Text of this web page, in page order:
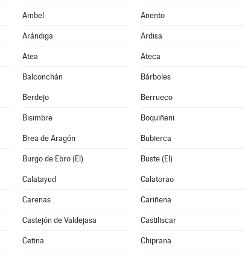
Ambel Anento
Arándiga Ardisa
Atea Ateca
Balconchán Bárboles
Berdejo Berrueco
Bisimbre Boquiñeni
Brea de Aragón Bubierca
Burgo de Ebro (El) Buste (El)
Calatayud Calatorao
Carenas Cariñena
Castejón de Valdejasa Castiliscar
Cetina Chiprana